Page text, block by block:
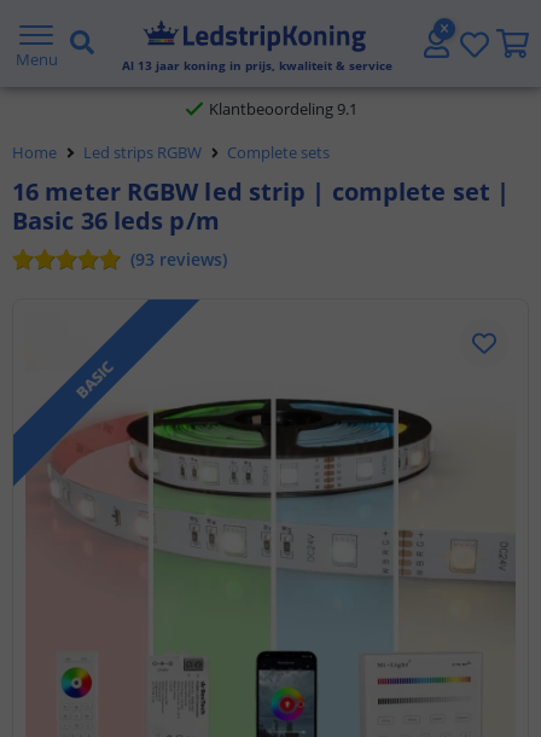
Menu Al 13 jaar koning in prijs, kwaliteit & service
Gratis verzending vanaf € 20,- NL en BE
Klantbeoordeling 9.1
Voor 23:45 uur besteld,morgen in huis
Home Led strips RGBW Complete sets
16 meter RGBW led strip | complete set |
Basic 36 leds p/m
(93 reviews)
BASIC